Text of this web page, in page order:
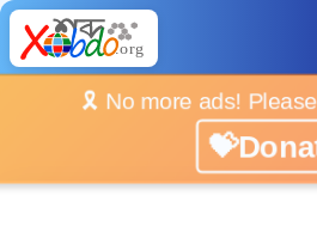
🎗️ No more ads!